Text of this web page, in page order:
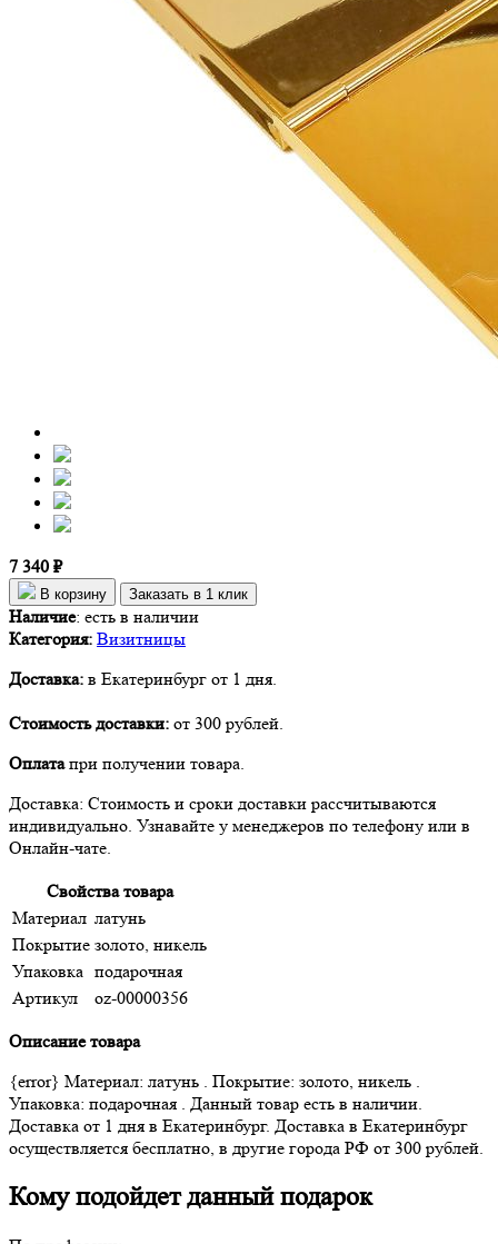
7 340 ₽
В корзину Заказать в 1 клик
Наличие: есть в наличии
Категория: Визитницы
Доставка: в Екатеринбург от 1 дня.
Стоимость доставки: от 300 рублей.
Оплатапри получении товара.
Доставка: Стоимость и сроки доставки рассчитываются
индивидуально. Узнавайте у менеджеров по телефону или в
Онлайн-чате.
Свойства товара
Материал латунь
Покрытие золото, никель
Упаковка подарочная
Артикул
oz-00000356
Описание товара
{error} Материал: латунь . Покрытие: золото, никель .
Упаковка: подарочная . Данный товар есть в наличии.
Доставка от 1 дня в Екатеринбург. Доставка в Екатеринбург
осуществляется бесплатно, в другие города РФ от 300 рублей.
Кому подойдет данный подарок